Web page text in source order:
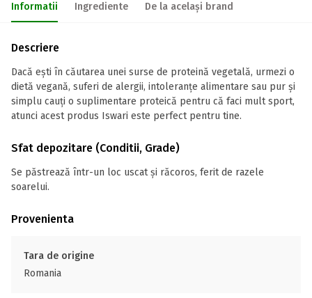
Informatii Ingrediente De la același brand
Descriere
Dacă ești în căutarea unei surse de proteină ​​vegetală, urmezi o
dietă vegană, suferi de alergii, intoleranțe alimentare sau pur și
simplu cauți o suplimentare proteică pentru că faci mult sport,
atunci acest produs Iswari este perfect pentru tine.
Sfat depozitare (Conditii, Grade)
Se păstrează într-un loc uscat și răcoros, ferit de razele
soarelui.
Provenienta
Tara de origine
Romania